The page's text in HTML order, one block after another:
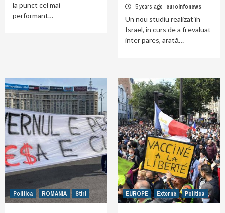
la punct cel mai
performant…
5 years ago euroinfonews
Un nou studiu realizat în
Israel, în curs de a fi evaluat
inter pares, arată…
Politica ROMANIA Stiri EUROPE Externe Politica